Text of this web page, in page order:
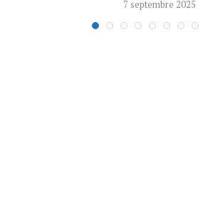
7 septembre 2025